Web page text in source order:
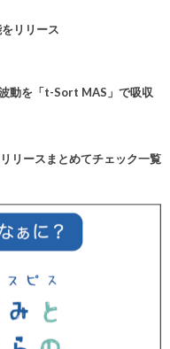
リリース
動を「t-Sort MAS」で吸収
リースまとめてチェック一覧